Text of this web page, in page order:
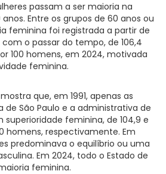
passam a ser maioria na
Entre os grupos de 60 anos ou
feminina foi registrada a partir de
o passar do tempo, de 106,4
100 homens, em 2024, motivada
feminina.
que, em 1991, apenas as
São Paulo e a administrativa de
feminina, de 104,9 e
homens, respectivamente. Em
predominava o equilíbrio ou uma
Em 2024, todo o Estado de
feminina.